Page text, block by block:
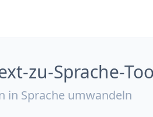
zu-Sprache-
in Sprache umwandeln